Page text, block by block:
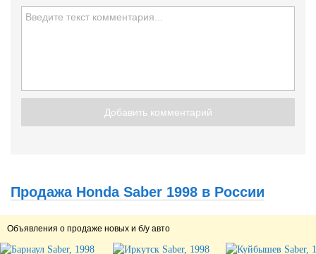
Добавить комментарий
Продажа Honda Saber 1998 в России
Объявления о продаже новых и б/у авто